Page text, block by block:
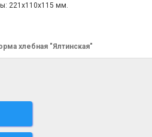
221х110х115 мм.
хлебная "Ялтинская"